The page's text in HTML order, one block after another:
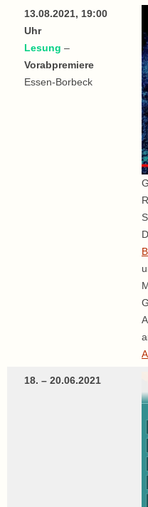
13.08.2021, 19:00
Uhr
Lesung –
Vorabpremiere
Essen-Borbeck
18. – 20.06.2021